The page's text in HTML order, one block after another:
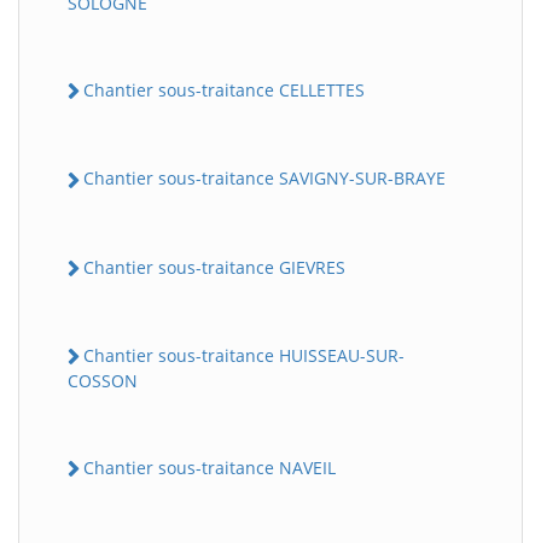
Chantier sous-traitance CELLETTES
Chantier sous-traitance SAVIGNY-SUR-BRAYE
Chantier sous-traitance GIEVRES
Chantier sous-traitance HUISSEAU-SUR-
COSSON
Chantier sous-traitance NAVEIL